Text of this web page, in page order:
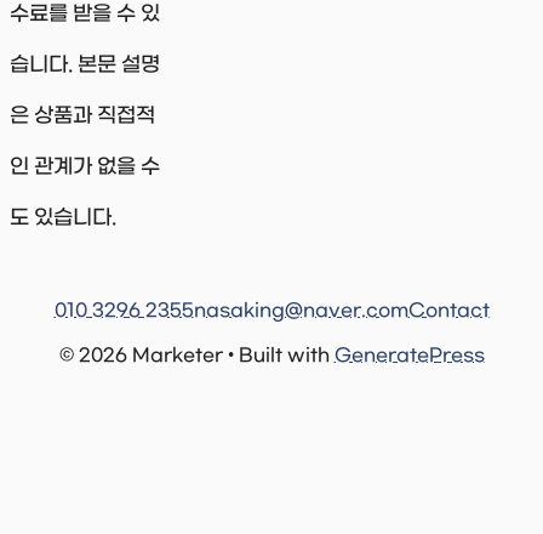
수료를 받을 수 있
습니다. 본문 설명
은 상품과 직접적
인 관계가 없을 수
도 있습니다.
© 2026 Marketer • Built with GeneratePress
010 3296 2355nasaking@naver.comContact